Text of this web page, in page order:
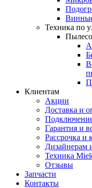
Техника по
Клиентам
Акции
Доставка и
Гарантия и
Рассрочка и
Дизайнерам
Техника
Отзывы
Запчасти
Контакты